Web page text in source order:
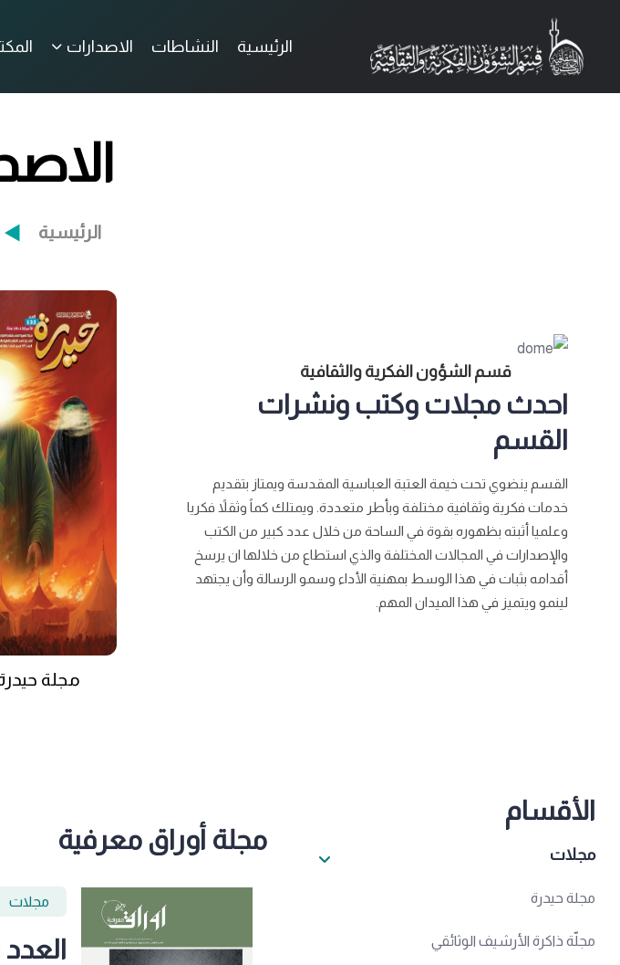
الرئيسية النشاطات الاصدارات
الرئيسية
قسم الشؤون الفكرية والثقافية
احدث مجلات وكتب ونشرات
القسم
القسم ينضوي تحت خيمة العتبة العباسية المقدسة ويمتاز بتقديم
خدمات فكرية وثقافية مختلفة وبأطر متعددة. ويمتلك كماً وثقلاً فكريا
وعلميا أثبته بظهوره بقوة في الساحة من خلال عدد كبير من الكتب
والإصدارات في المجالات المختلفة والذي استطاع من خلالها ان يرسخ
أقدامه بثبات في هذا الوسط بمهنية الأداء وسمو الرسالة وأن يجتهد
لينمو ويتميز في هذا الميدان المهم.
مجلة حيدرة
الأقسام
مجلات
مجلة حيدرة
مجلّة ذاكرة الأرشيف الوثائقي
مجلة أوراق معرفية
مجلات
العدد 21